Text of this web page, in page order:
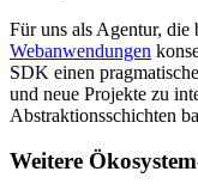
Für uns als Agentur, die
Webanwendungen
SDK einen
und neue Projekte zu
Abstraktionsschichten
Weitere